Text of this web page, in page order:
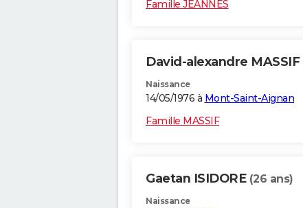
Famille JEANNES
David-alexandre MASSIF
Naissance
14/05/1976 à Mont-Saint-Aignan
Famille MASSIF
Gaetan ISIDORE (26 ans)
Naissance